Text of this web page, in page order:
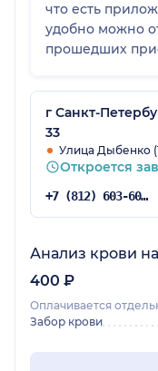
что есть
удобно можно
прошедших
информацию. из минусов, но это не
проблема
обстоит с
выходные дни
г Санкт-
33
Улица Дыбенко
Откроется
+7 (812) 603-60-42
Анализ крови
400 ₽
Оплачивается
Забор крови